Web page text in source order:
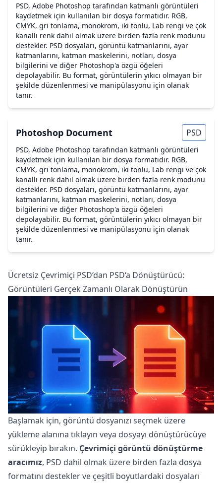
PSD, Adobe Photoshop tarafından katmanlı görüntüleri
kaydetmek için kullanılan bir dosya formatıdır. RGB,
CMYK, gri tonlama, monokrom, iki tonlu, Lab rengi ve çok
kanallı renk dahil olmak üzere birden fazla renk modunu
destekler. PSD dosyaları, görüntü katmanlarını, ayar
katmanlarını, katman maskelerini, notları, dosya
bilgilerini ve diğer Photoshop'a özgü öğeleri
depolayabilir. Bu format, görüntülerin yıkıcı olmayan bir
şekilde düzenlenmesi ve manipülasyonu için olanak
tanır.
Photoshop Document PSD
PSD, Adobe Photoshop tarafından katmanlı görüntüleri
kaydetmek için kullanılan bir dosya formatıdır. RGB,
CMYK, gri tonlama, monokrom, iki tonlu, Lab rengi ve çok
kanallı renk dahil olmak üzere birden fazla renk modunu
destekler. PSD dosyaları, görüntü katmanlarını, ayar
katmanlarını, katman maskelerini, notları, dosya
bilgilerini ve diğer Photoshop'a özgü öğeleri
depolayabilir. Bu format, görüntülerin yıkıcı olmayan bir
şekilde düzenlenmesi ve manipülasyonu için olanak
tanır.
Ücretsiz Çevrimiçi PSD‘dan PSD‘a Dönüştürücü:
Görüntüleri Gerçek Zamanlı Olarak Dönüştürün
Başlamak için, görüntü dosyanızı seçmek üzere
yükleme alanına tıklayın veya dosyayı dönüştürücüye
sürükleyip bırakın. Çevrimiçi görüntü dönüştürme
aracımız, PSD dahil olmak üzere birden fazla dosya
formatını destekler ve çeşitli boyutlardaki dosyaları